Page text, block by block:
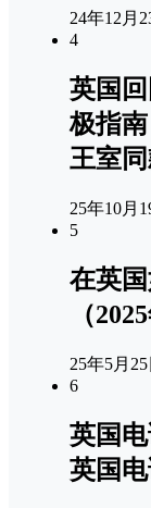
24年12月
4
英国
极指
王室
25年10月
5
在英
（
25年5月25
6
英国
英国